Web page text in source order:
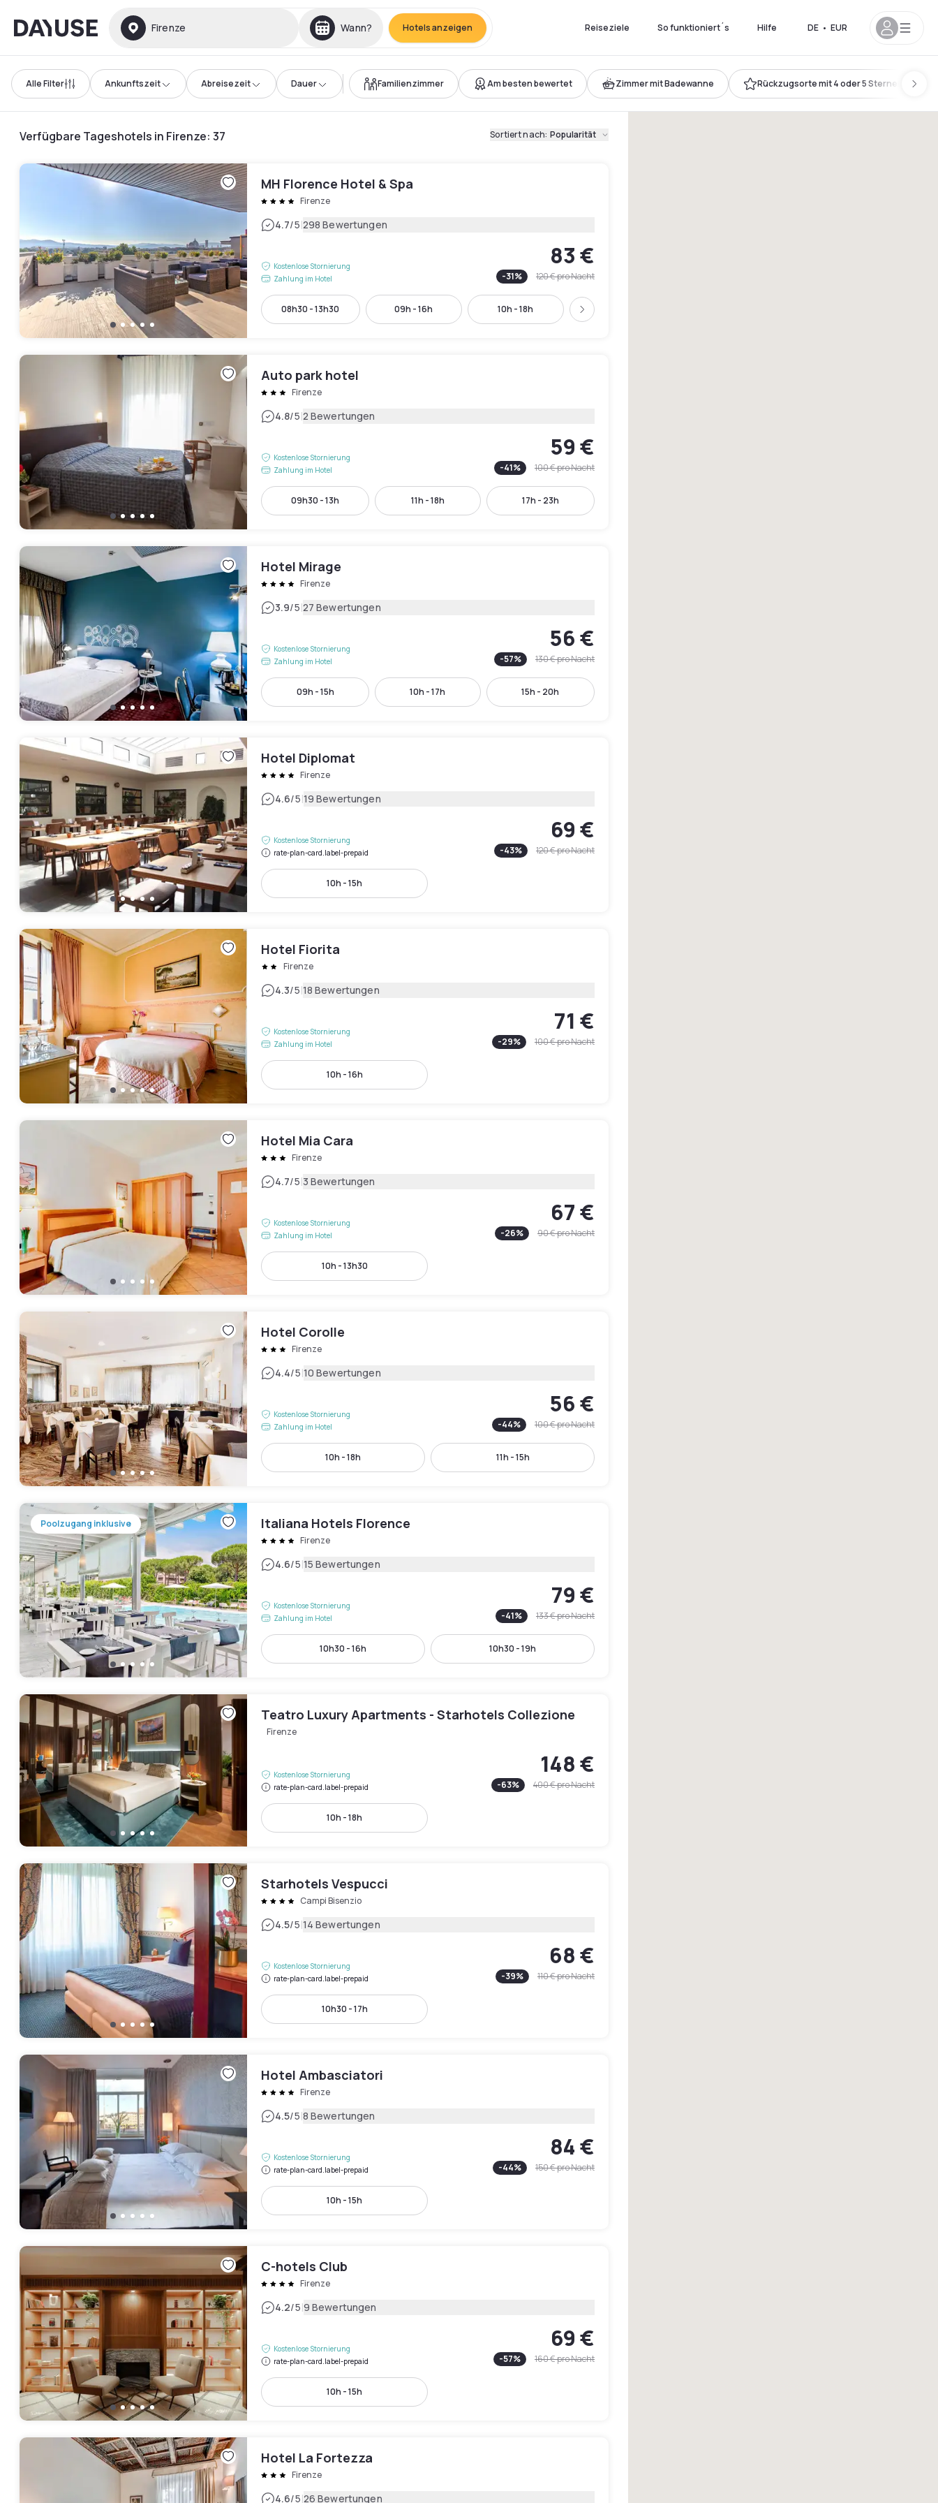
Dayuse Firenze Wann? Hotels anzeigen Reiseziele So funktioniert´s Hilfe DE • EUR
Alle Filter Ankunftszeit Abreisezeit Dauer Familienzimmer Am besten bewertet Zimmer mit Badewanne Rückzugsorte mit 4 oder 5 Sternen
Verfügbare Tageshotels in Firenze: 37 Sortiert nach: Popularität
MH Florence Hotel & Spa
Firenze
4.7/5|298 Bewertungen
Kostenlose Stornierung
Zahlung im Hotel
83 €
-31% 120 €pro Nacht
08h30 - 13h30 09h - 16h 10h - 18h Weiter
Auto park hotel
Firenze
4.8/5|2 Bewertungen
Kostenlose Stornierung
Zahlung im Hotel
59 €
-41% 100 €pro Nacht
09h30 - 13h 11h - 18h 17h - 23h
Hotel Mirage
Firenze
3.9/5|27 Bewertungen
Kostenlose Stornierung
Zahlung im Hotel
56 €
-57% 130 €pro Nacht
09h - 15h 10h - 17h 15h - 20h
Hotel Diplomat
Firenze
4.6/5|19 Bewertungen
Kostenlose Stornierung
rate-plan-card.label-prepaid
69 €
-43% 120 €pro Nacht
10h - 15h
Hotel Fiorita
Firenze
4.3/5|18 Bewertungen
Kostenlose Stornierung
Zahlung im Hotel
71 €
-29% 100 €pro Nacht
10h - 16h
Hotel Mia Cara
Firenze
4.7/5|3 Bewertungen
Kostenlose Stornierung
Zahlung im Hotel
67 €
-26% 90 €pro Nacht
10h - 13h30
Hotel Corolle
Firenze
4.4/5|10 Bewertungen
Kostenlose Stornierung
Zahlung im Hotel
56 €
-44% 100 €pro Nacht
10h - 18h 11h - 15h
Poolzugang inklusive Italiana Hotels Florence
Firenze
4.6/5|15 Bewertungen
Kostenlose Stornierung
Zahlung im Hotel
79 €
-41% 133 €pro Nacht
10h30 - 16h 10h30 - 19h
Teatro Luxury Apartments - Starhotels Collezione
Firenze
Kostenlose Stornierung
rate-plan-card.label-prepaid
148 €
-63% 400 €pro Nacht
10h - 18h
Starhotels Vespucci
Campi Bisenzio
4.5/5|14 Bewertungen
Kostenlose Stornierung
rate-plan-card.label-prepaid
68 €
-39% 110 €pro Nacht
10h30 - 17h
Hotel Ambasciatori
Firenze
4.5/5|8 Bewertungen
Kostenlose Stornierung
rate-plan-card.label-prepaid
84 €
-44% 150 €pro Nacht
10h - 15h
C-hotels Club
Firenze
4.2/5|9 Bewertungen
Kostenlose Stornierung
rate-plan-card.label-prepaid
69 €
-57% 160 €pro Nacht
10h - 15h
Hotel La Fortezza
Firenze
4.6/5|26 Bewertungen